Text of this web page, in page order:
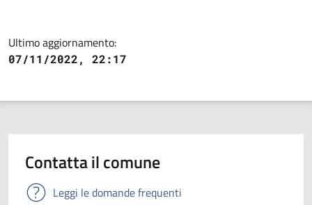
Ultimo aggiornamento:
07/11/2022, 22:17
Contatta il comune
Leggi le domande frequenti